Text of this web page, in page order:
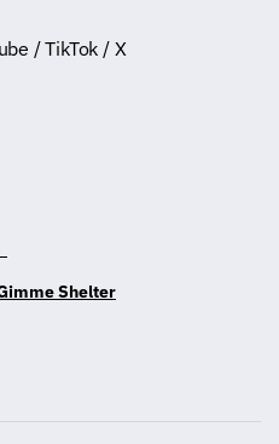
/ TikTok / X
Shelter